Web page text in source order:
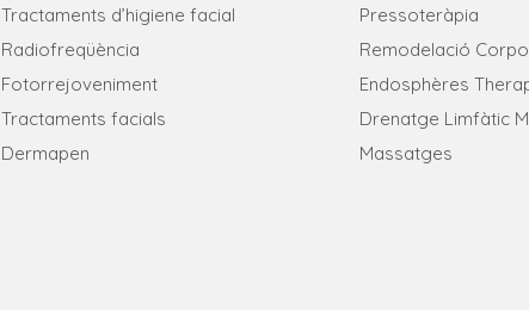
Tractaments d’higiene facial
Radiofreqüència
Fotorrejoveniment
Tractaments facials
Dermapen
Pressoteràpia
Remodelació
Endosphères
Drenatge Limfàtic
Massatges